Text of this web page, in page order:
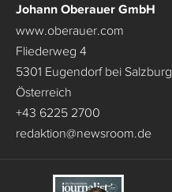
Johann Oberauer GmbH
www.oberauer.com
Fliederweg 4
5301 Eugendorf bei Salzburg
Österreich
+43 6225 2700
redaktion@newsroom.de